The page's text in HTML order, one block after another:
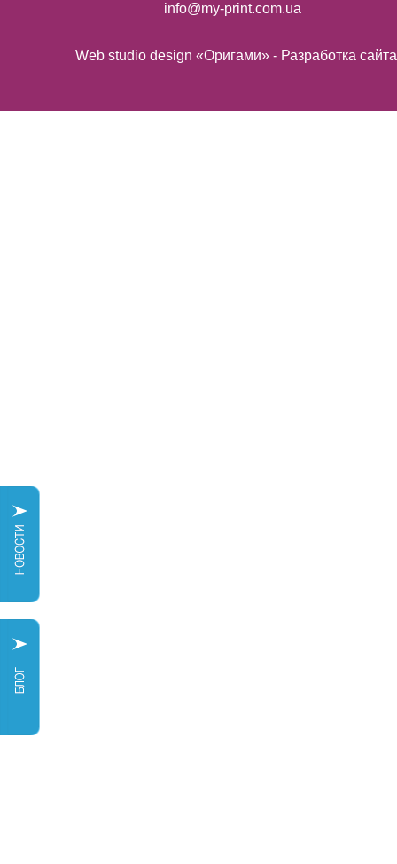
info@my-print.com.ua
Web studio design «Оригами» - Разработка